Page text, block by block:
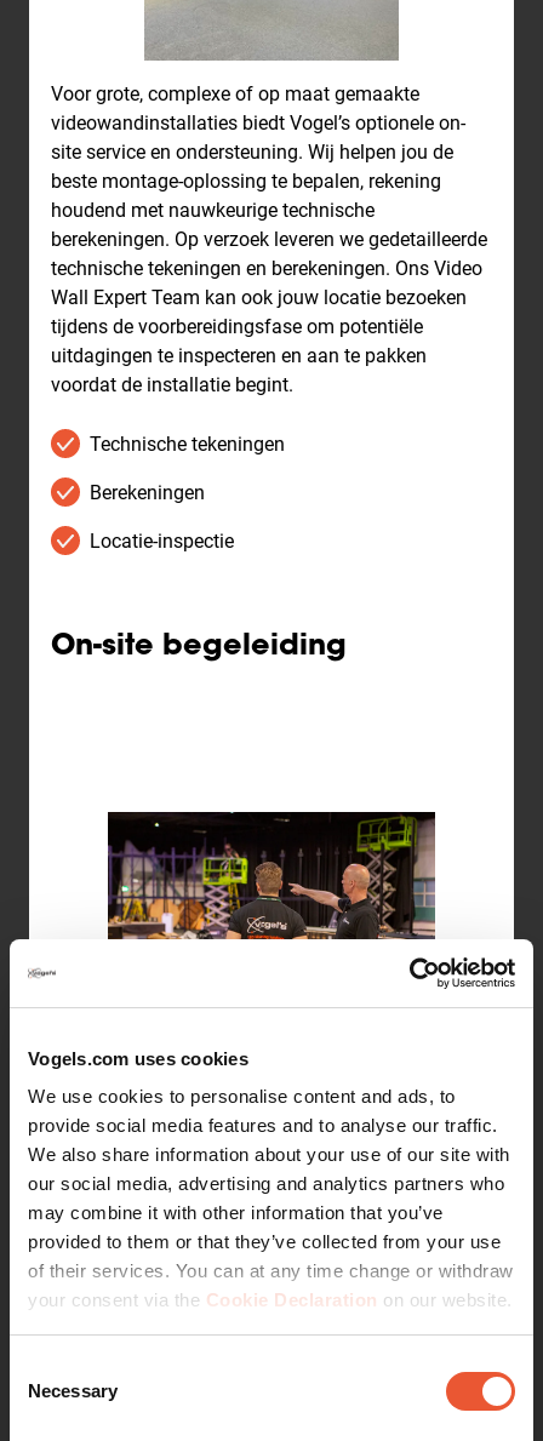
Vogels.com uses cookies
We use cookies to personalise content and ads, to
provide social media features and to analyse our traffic.
We also share information about your use of our site with
our social media, advertising and analytics partners who
may combine it with other information that you’ve
provided to them or that they’ve collected from your use
of their services. You can at any time change or withdraw
your consent via the Cookie Declaration on our website.
Selection
Necessary
Voor grote, complexe of op maat gemaakte
videowandinstallaties biedt Vogel’s optionele on-
site service en ondersteuning. Wij helpen jou de
beste montage-oplossing te bepalen, rekening
houdend met nauwkeurige technische
berekeningen. Op verzoek leveren we gedetailleerde
technische tekeningen en berekeningen. Ons Video
Wall Expert Team kan ook jouw locatie bezoeken
tijdens de voorbereidingsfase om potentiële
uitdagingen te inspecteren en aan te pakken
voordat de installatie begint.
Technische tekeningen
Berekeningen
Locatie-inspectie
On-site begeleiding
Om een soepele en efficiënte installatie te
waarborgen, kunnen onze experts ter plaatse
aanwezig zijn om praktische begeleiding te bieden
gedurende het installatie proces. Deze service helpt
je de installatietijd te verkorten en biedt waardevolle
adviezen en praktische oplossingen voor het
monteren van je videowandsysteem. Neem contact
met ons op om de beschikbare opties voor on-site
ondersteuning te bespreken.
Installatietijd verkorten